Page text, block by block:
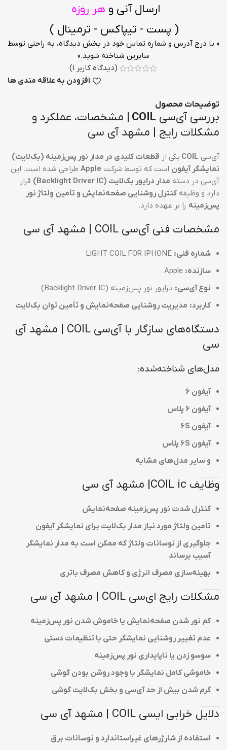
ارسال آنی و هر روزه
( پست - تیپاکس - ترمینال )
« با درج آدرس و شماره تماس خود در بخش دیدگاه، به راحتی توسط
سایرین شناخته شوید.»
(دیدگاه کاربر 1
)
افزودن به علاقه مندی ها
توضیحات محصول
بررسی آی‌سی COIL
| مشخصات، عملکرد و
مشکلات رایج | مشهد آی سی
آی‌سی COIL یکی از قطعات کلیدی در مدار نور پس‌زمینه (بک‌لایت)
نمایشگر آیفون است که توسط شرکت Apple طراحی شده است. این
آی‌سی در دسته مدار درایور بک‌لایت (Backlight Driver IC)
قرار
دارد و وظیفه کنترل روشنایی صفحه‌نمایش و تأمین ولتاژ نور
پس‌زمینه را بر عهده دارد.
مشخصات فنی آی‌سی COIL | مشهد آی سی
شماره فنی:
سازنده:
نوع آی‌سی: درایور نور پس‌زمینه (Backlight Driver IC)
کاربرد: مدیریت روشنایی صفحه‌نمایش و تأمین توان بک‌لایت
دستگاه‌های سازگار با آی‌سی COIL | مشهد آی
سی
مدل‌های شناخته‌شده:
آیفون 6
آیفون 6 پلاس
آیفون 6S
آیفون 6S پلاس
و سایر مدل‌های مشابه
وظایف COIL ic| مشهد آی سی
کنترل شدت نور پس‌زمینه صفحه‌نمایش
تأمین ولتاژ مورد نیاز مدار بک‌لایت برای نمایشگر آیفون
جلوگیری از نوسانات ولتاژ که ممکن است به مدار نمایشگر
آسیب برساند
بهینه‌سازی مصرف انرژی و کاهش مصرف باتری
مشکلات رایج ای‌سی COIL | مشهد آی سی
کم نور شدن صفحه‌نمایش یا خاموش شدن نور پس‌زمینه
عدم تغییر روشنایی نمایشگر حتی با تنظیمات دستی
سوسو زدن یا ناپایداری نور پس‌زمینه
خاموشی کامل نمایشگر با وجود روشن بودن گوشی
گرم شدن بیش از حد آی‌سی و بخش بک‌لایت گوشی
دلایل خرابی ایسی COIL | مشهد آی سی
استفاده از شارژرهای غیراستاندارد و نوسانات برق